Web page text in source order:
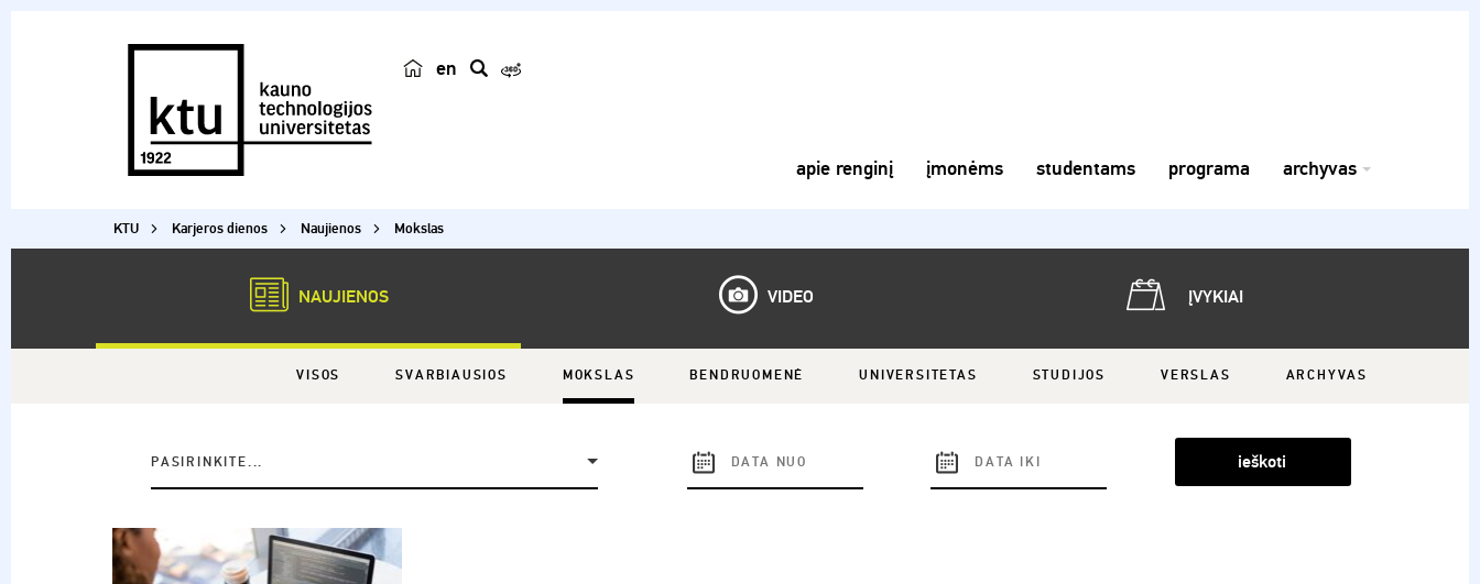
en
apie renginį įmonėms studentams programa archyvas
KTU Karjeros dienos Naujienos Mokslas
NAUJIENOS VIDEO ĮVYKIAI
VISOS SVARBIAUSIOS MOKSLAS BENDRUOMENĖ UNIVERSITETAS STUDIJOS VERSLAS ARCHYVAS
PASIRINKITE... ieškoti